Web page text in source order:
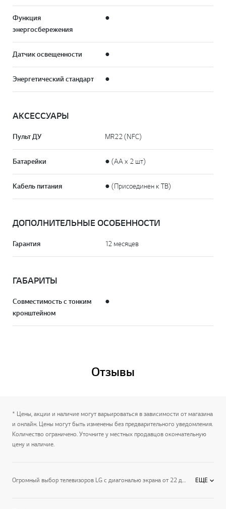
Функция
энергосбережения
●
Датчик освещенности ●
Энергетический стандарт ●
АКСЕССУАРЫ
Пульт ДУ MR22 (NFC)
Батарейки ● (AA x 2 шт)
Кабель питания ● (Присоединен к ТВ)
ДОПОЛНИТЕЛЬНЫЕ ОСОБЕННОСТИ
Гарантия 12 месяцев
ГАБАРИТЫ
Совместимость с тонким
кронштейном
●
Отзывы
* Цены, акции и наличие могут варьироваться в зависимости от магазина
и онлайн. Цены могут быть изменены без предварительного уведомления.
Количество ограничено. Уточните у местных продавцов окончательную
цену и наличие.
Огромный выбор телевизоров LG с диагональю экрана от 22 до 97 дюймов. Выбор разрешения экрана от HD до 4К и даже 8К. Предусмотрены все функции Smart TV, а также интеллектуальное управление со смартфона с приложением LG ThinQ. Есть модели с частотой обновления картинки в 120 Гц. Получите море удовольствия от любимых фильмов и передач! ЕЩЕ